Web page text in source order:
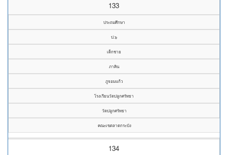
133
ประถมศึกษา
ป.๖
เด็กชาย
ภาคิน
ภูจอมแก้ว
โรงเรียนวัดปลูกศรัทธา
วัดปลูกศรัทธา
คณะเขตลาดกระบัง
134